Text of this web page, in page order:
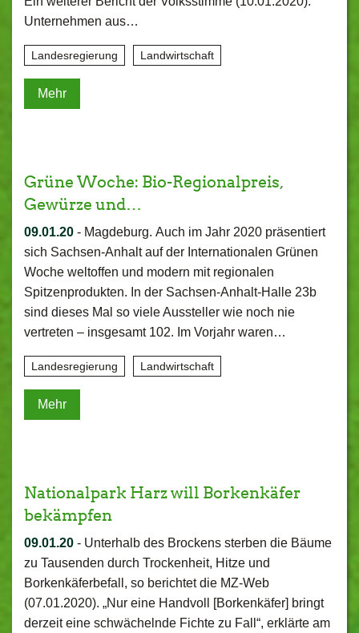
Unternehmen aus…
Landesregierung Landwirtschaft
Mehr
Grüne Woche: Bio-Regionalpreis,
Gewürze und…
09.01.20 - Magdeburg. Auch im Jahr 2020 präsentiert
sich Sachsen-Anhalt auf der Internationalen Grünen
Woche weltoffen und modern mit regionalen
Spitzenprodukten. In der Sachsen-Anhalt-Halle 23b
sind dieses Mal so viele Aussteller wie noch nie
vertreten – insgesamt 102. Im Vorjahr waren…
Landesregierung Landwirtschaft
Mehr
Nationalpark Harz will Borkenkäfer
bekämpfen
09.01.20 - Unterhalb des Brockens sterben die Bäume
zu Tausenden durch Trockenheit, Hitze und
Borkenkäferbefall, so berichtet die MZ-Web
(07.01.2020). „Nur eine Handvoll [Borkenkäfer] bringt
derzeit eine schwächelnde Fichte zu Fall“, erklärte am